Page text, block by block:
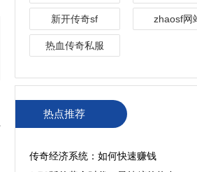
新开传奇sf zhaosf网
热血传奇私服
热点推荐
传奇经济系统：如何快速赚钱